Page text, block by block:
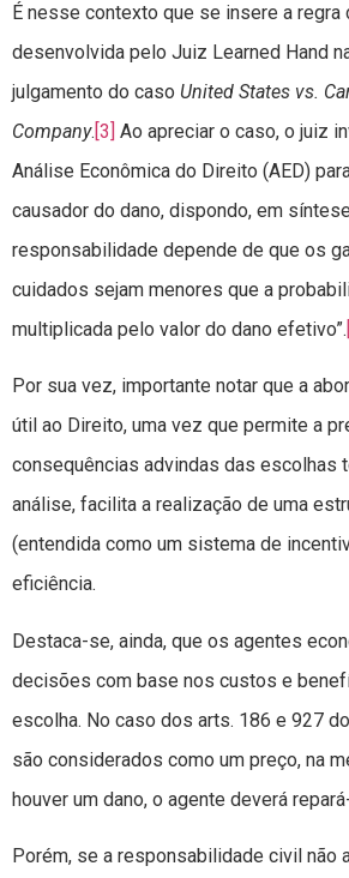
É nesse contexto que se insere a regra
desenvolvida pelo Juiz Learned Hand
julgamento do caso United States vs.
Company.[3] Ao apreciar o caso, o juiz
Análise Econômica do Direito (AED)
causador do dano, dispondo, em
responsabilidade depende de que os
cuidados sejam menores que a
multiplicada pelo valor do dano efetivo”.
Por sua vez, importante notar que a
útil ao Direito, uma vez que permite a
consequências advindas das escolhas
análise, facilita a realização de uma
(entendida como um sistema de
eficiência.
Destaca-se, ainda, que os agentes
decisões com base nos custos e
escolha. No caso dos arts. 186 e 927
são considerados como um preço, na
houver um dano, o agente deverá
Porém, se a responsabilidade civil não